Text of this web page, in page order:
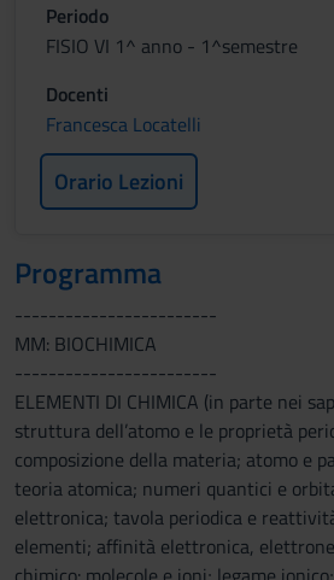
Periodo
FISIO VI 1^ anno - 1^semestre
Docenti
Francesca Locatelli
Orario Lezioni
Programma
------------------------
MM: BIOCHIMICA
------------------------
ELEMENTI DI CHIMICA (in parte nei
struttura dell’atomo e le proprietà
composizione della materia; atomo e
teoria atomica; numeri quantici e
elettronica; tavola periodica e
elementi; affinità elettronica,